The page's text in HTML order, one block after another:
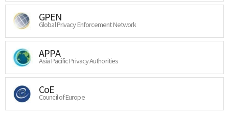
GPEN
Global Privacy Enforcement Network
APPA
Asia Pacific Privacy Authorities
CoE
Council of Europe